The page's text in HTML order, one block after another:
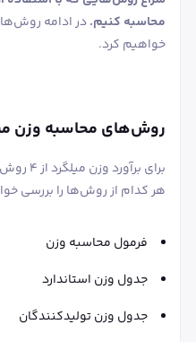
محاسبه کنیم.در ادامه
خواهیم کرد.
روش‌های محاسبه وزن
برای
هر کدام از روش‌ها را بررسی
فرمول محاسبه وزن
جدول وزن استاندارد
جدول وزن تولیدکنندگان